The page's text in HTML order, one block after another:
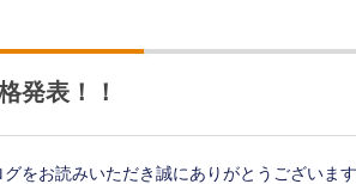
発表！！
グをお読みいただき誠にありがとうございます